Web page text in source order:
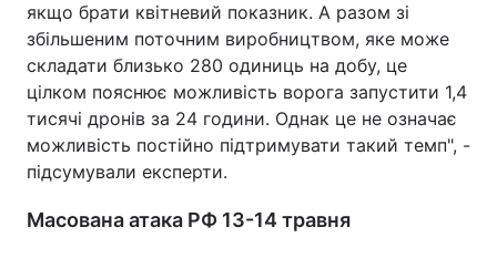
якщо брати квітневий показник. А разом зі
збільшеним поточним виробництвом, яке може
складати близько 280 одиниць на добу, це
цілком пояснює можливість ворога запустити 1,4
тисячі дронів за 24 години. Однак це не означає
можливість постійно підтримувати такий темп", -
підсумували експерти.
Масована атака РФ 13-14 травня